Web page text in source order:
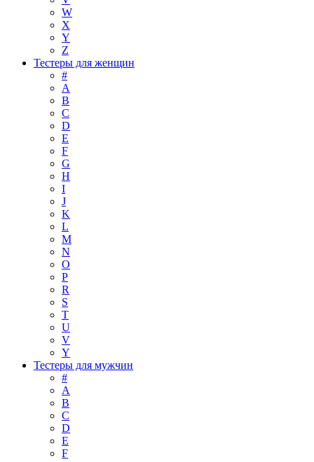
W
X
Y
Z
Тестеры для женщин
#
A
B
C
D
E
F
G
H
I
J
K
L
M
N
O
P
R
S
T
U
V
Y
Тестеры для мужчин
#
A
B
C
D
E
F